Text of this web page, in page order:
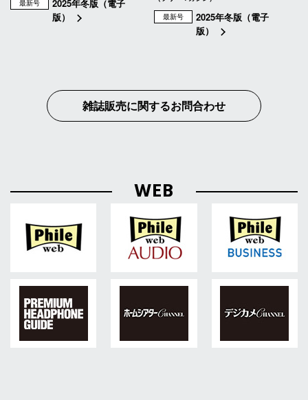
最新号
2025年冬版（電子
版）
最新号
2025年冬版（電子
版）
雑誌販売に関するお問合わせ
WEB